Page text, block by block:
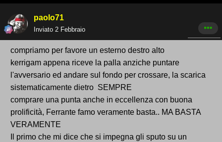
paolo71
Inviato 2 Febbraio
compriamo per favore un esterno destro alto
kerrigam appena riceve la palla anziche puntare
l'avversario ed andare sul fondo per crossare, la scarica
sistematicamente dietro SEMPRE
comprare una punta anche in eccellenza con buona
prolificità, Ferrante famo veramente basta.. MA BASTA
VERAMENTE
Il primo che mi dice che si impegna gli sputo su un